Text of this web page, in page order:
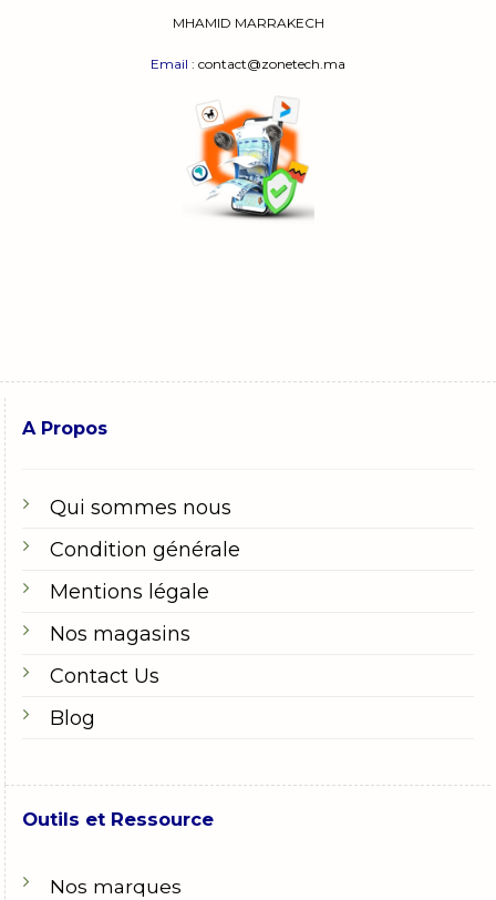
MHAMID MARRAKECH
Email : contact@zonetech.ma
A Propos
Qui sommes nous
Condition générale
Mentions légale
Nos magasins
Contact Us
Blog
Outils et Ressource
Nos marques